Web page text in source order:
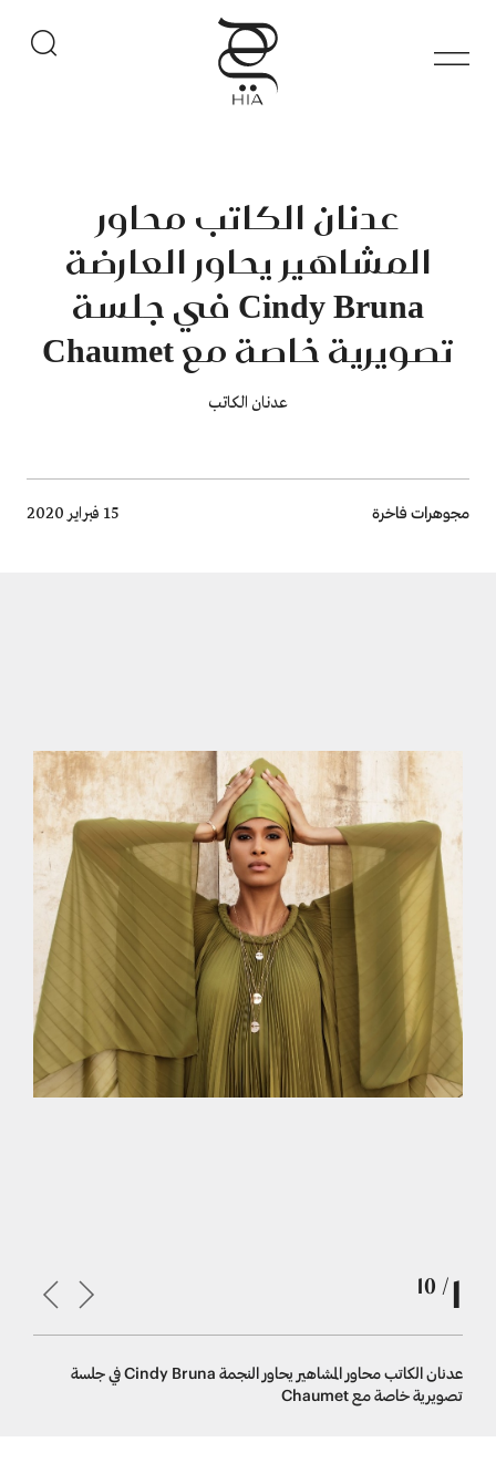
عدنان الكاتب محاور
المشاهير يحاور العارضة
Cindy Bruna في جلسة
تصويرية خاصة مع Chaumet
عدنان الكاتب
Breadcrumb
مجوهرات فاخرة
عدنان الكاتب محاور المشاهير يحاور النجمة Cindy Bruna في جلسة
تصويرية خاصة مع Chaumet